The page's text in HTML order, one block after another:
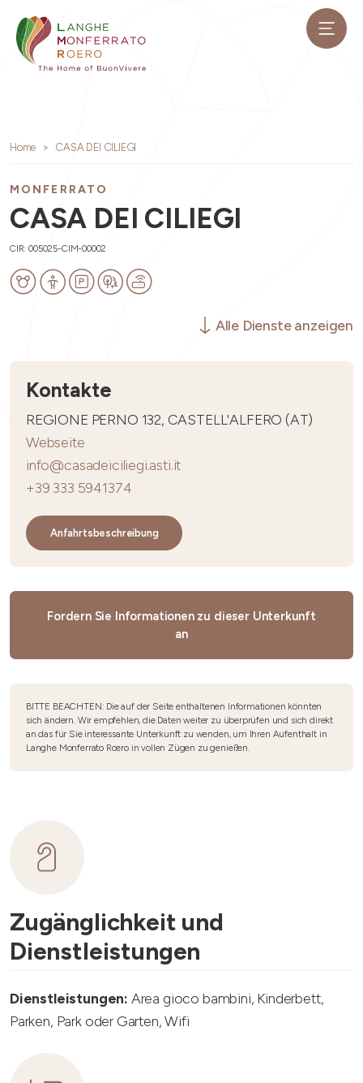
Home CASA DEI CILIEGI
MONFERRATO
CASA DEI CILIEGI
CIR: 005025-CIM-00002
Alle Dienste anzeigen
Kontakte
REGIONE PERNO 132, CASTELL'ALFERO (AT)
Webseite
info@casadeiciliegi.asti.it
+39 333 5941374
Anfahrtsbeschreibung
Fordern Sie Informationen zu dieser Unterkunft
an
BITTE BEACHTEN: Die auf der Seite enthaltenen Informationen könnten
sich ändern. Wir empfehlen, die Daten weiter zu überprüfen und sich direkt
an das für Sie interessante Unterkunft zu wenden, um Ihren Aufenthalt in
Langhe Monferrato Roero in vollen Zügen zu genießen.
Zugänglichkeit und
Dienstleistungen
Dienstleistungen: Area gioco bambini, Kinderbett,
Parken, Park oder Garten, Wifi